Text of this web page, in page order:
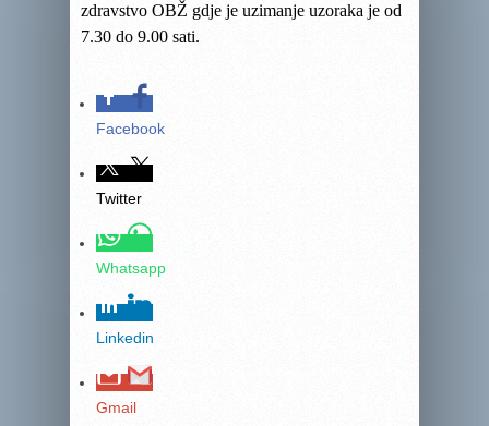
zdravstvo OBŽ gdje je uzimanje uzoraka je od
7.30 do 9.00 sati.
Facebook
Twitter
Whatsapp
Linkedin
Gmail